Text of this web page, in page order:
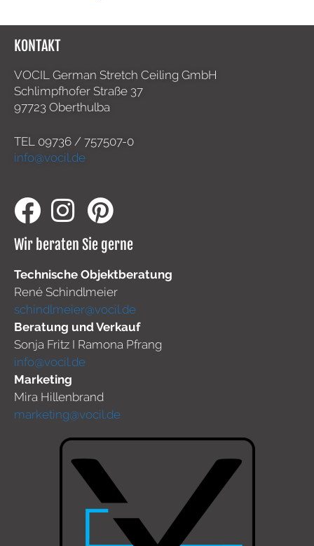
KONTAKT
VOCIL German Stretch Ceiling GmbH
Schlimpfhofer Straße 37
97723 Oberthulba
TEL 09736 / 757507-0
info@vocil.de
Wir beraten Sie gerne
Technische Objektberatung
René Schindlmeier
schindlmeier@vocil.de
Beratung und Verkauf
Sonja Fritz I Ramona Pfrang
info@vocil.de
Marketing
Mira Hillenbrand
marketing@vocil.de